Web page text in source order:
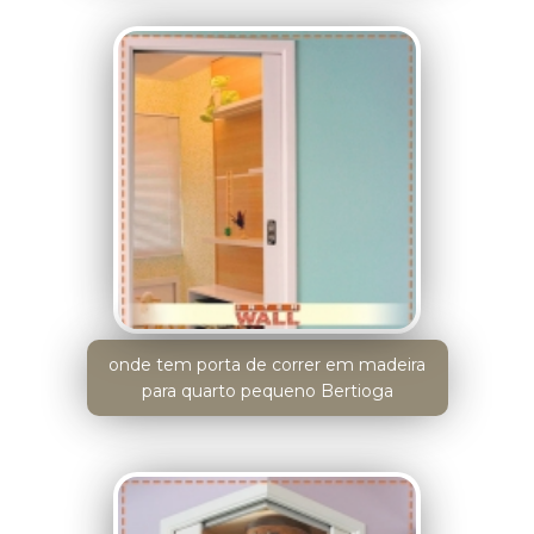
onde tem porta de correr em madeira
para quarto pequeno Bertioga